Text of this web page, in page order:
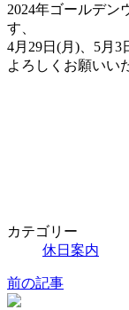
新
日
時
:
2024年ゴールデン
す、
4月29日(月)、5月3
よろしくお願いい
カテゴリー
休日案内
前の記事